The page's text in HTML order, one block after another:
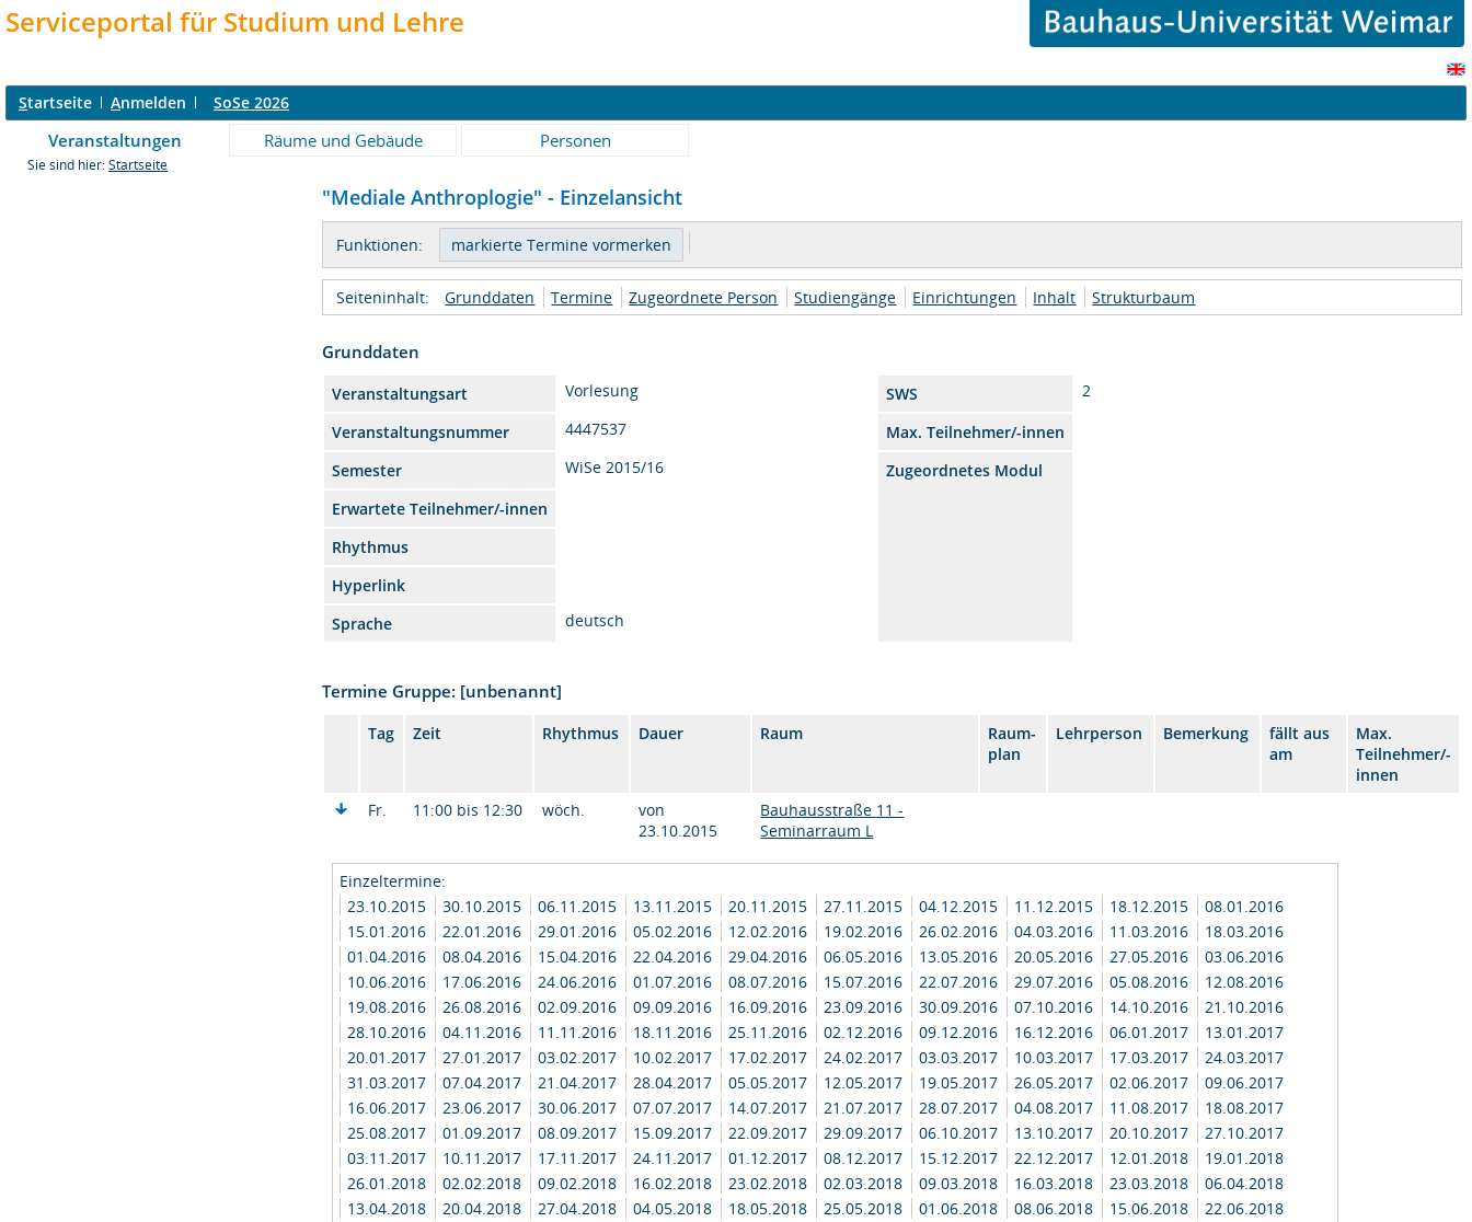
Serviceportal für Studium und Lehre
Startseite Anmelden SoSe 2026
Veranstaltungen Räume und Gebäude Personen
Sie sind hier: Startseite
"Mediale Anthroplogie" - Einzelansicht
Funktionen:
Seiteninhalt: Grunddaten Termine Zugeordnete Person Studiengänge Einrichtungen Inhalt Strukturbaum
Grunddaten
Veranstaltungsart Vorlesung SWS
2
Veranstaltungsnummer
4447537
Max. Teilnehmer/-innen
Semester
WiSe 2015/16
Zugeordnetes Modul
Erwartete Teilnehmer/-innen
Rhythmus
Hyperlink
Sprache
deutsch
Termine Gruppe: [unbenannt]
Tag Zeit Rhythmus Dauer Raum
Raum-
plan
Lehrperson Bemerkung
fällt aus
am
Max.
Teilnehmer/-
innen
Fr.
11:00 bis 12:30 wöch.
von
23.10.2015
Bauhausstraße 11 -
Seminarraum L
Einzeltermine:
23.10.2015
30.10.2015 06.11.2015 13.11.2015 20.11.2015 27.11.2015 04.12.2015 11.12.2015 18.12.2015
08.01.2016
15.01.2016
22.01.2016 29.01.2016 05.02.2016 12.02.2016 19.02.2016 26.02.2016 04.03.2016 11.03.2016
18.03.2016
01.04.2016
08.04.2016 15.04.2016 22.04.2016 29.04.2016 06.05.2016 13.05.2016 20.05.2016 27.05.2016
03.06.2016
10.06.2016
17.06.2016 24.06.2016 01.07.2016 08.07.2016 15.07.2016 22.07.2016 29.07.2016 05.08.2016
12.08.2016
19.08.2016
26.08.2016 02.09.2016 09.09.2016 16.09.2016 23.09.2016 30.09.2016 07.10.2016 14.10.2016
21.10.2016
28.10.2016
04.11.2016 11.11.2016 18.11.2016 25.11.2016 02.12.2016 09.12.2016 16.12.2016 06.01.2017
13.01.2017
20.01.2017
27.01.2017 03.02.2017 10.02.2017 17.02.2017 24.02.2017 03.03.2017 10.03.2017 17.03.2017
24.03.2017
31.03.2017
07.04.2017 21.04.2017 28.04.2017 05.05.2017 12.05.2017 19.05.2017 26.05.2017 02.06.2017
09.06.2017
16.06.2017
23.06.2017 30.06.2017 07.07.2017 14.07.2017 21.07.2017 28.07.2017 04.08.2017 11.08.2017
18.08.2017
25.08.2017
01.09.2017 08.09.2017 15.09.2017 22.09.2017 29.09.2017 06.10.2017 13.10.2017 20.10.2017
27.10.2017
03.11.2017
10.11.2017 17.11.2017 24.11.2017 01.12.2017 08.12.2017 15.12.2017 22.12.2017 12.01.2018
19.01.2018
26.01.2018
02.02.2018 09.02.2018 16.02.2018 23.02.2018 02.03.2018 09.03.2018 16.03.2018 23.03.2018
06.04.2018
13.04.2018
20.04.2018 27.04.2018 04.05.2018 18.05.2018 25.05.2018 01.06.2018 08.06.2018 15.06.2018
22.06.2018